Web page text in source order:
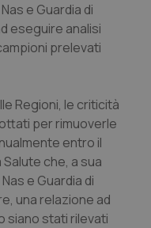
Ulcerosa
neurodegenerative
e Guardia di
eseguire analisi
prelevati
Regioni, le criticità
per rimuoverle
entro il
che, a sua
e Guardia di
una relazione ad
siano stati rilevati